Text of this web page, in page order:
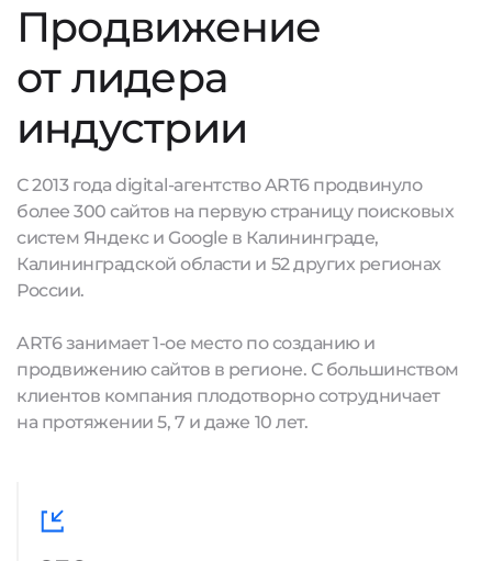
Продвижение
от лидера
индустрии
С 2013 года digital-агентство ART6 продвинуло
более 300 сайтов на первую страницу поисковых
систем Яндекс и Google в Калининграде,
Калининградской области и 52 других регионах
России.
ART6 занимает 1-ое место по созданию и
продвижению сайтов в регионе. С большинством
клиентов компания плодотворно сотрудничает
на протяжении 5, 7 и даже 10 лет.